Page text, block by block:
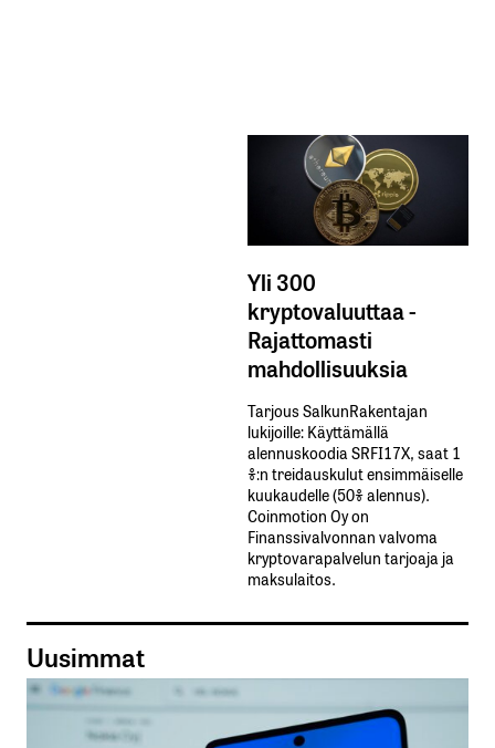
Yli 300
kryptovaluuttaa -
Rajattomasti
mahdollisuuksia
Tarjous SalkunRakentajan
lukijoille: Käyttämällä​ ​
alennuskoodia​ ​SRFI17X,​ ​saat​ ​1
%:n treidauskulut​ ​ensimmäiselle​ ​
kuukaudelle​ ​(50%​ ​alennus).
Coinmotion Oy on
Finanssivalvonnan valvoma
kryptovarapalvelun tarjoaja ja
maksulaitos.
Uusimmat